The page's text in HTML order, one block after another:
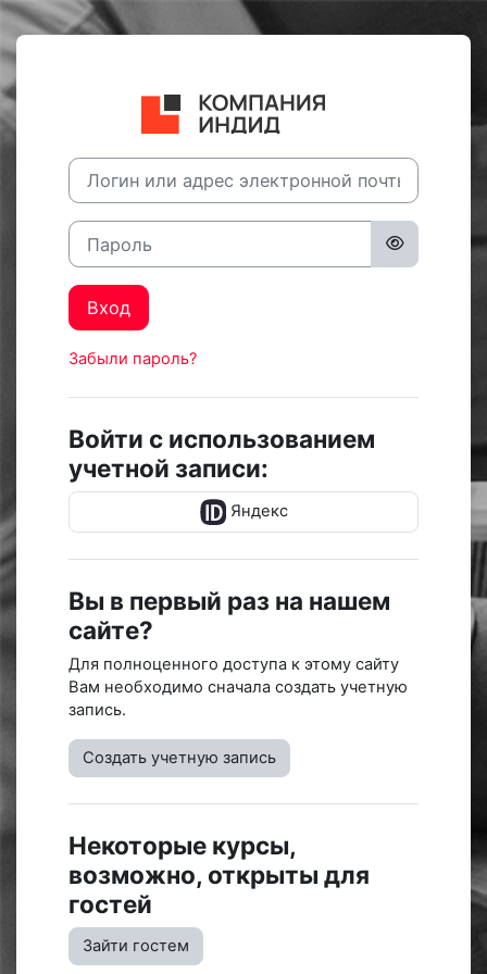
Перейти к основному содержанию
Зайти на
Логин или адрес электронной почты
Пароль
Вход
Забыли пароль?
Войти с использованием
учетной записи:
Яндекс
Вы в первый раз на нашем
сайте?
Для полноценного доступа к этому сайту
Вам необходимо сначала создать учетную
запись.
Создать учетную запись
Некоторые курсы,
возможно, открыты для
гостей
Зайти гостем